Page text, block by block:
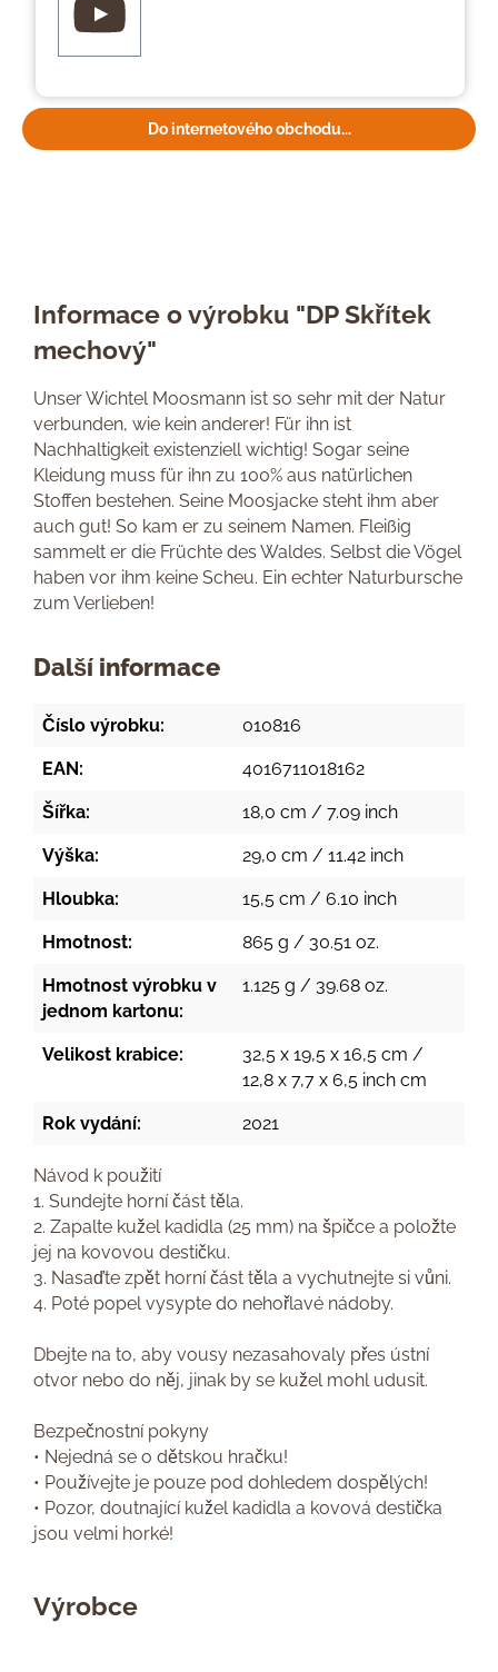
Do internetového obchodu...
Informace o výrobku "DP Skřítek
mechový"
Unser Wichtel Moosmann ist so sehr mit der Natur
verbunden, wie kein anderer! Für ihn ist
Nachhaltigkeit existenziell wichtig! Sogar seine
Kleidung muss für ihn zu 100% aus natürlichen
Stoffen bestehen. Seine Moosjacke steht ihm aber
auch gut! So kam er zu seinem Namen. Fleißig
sammelt er die Früchte des Waldes. Selbst die Vögel
haben vor ihm keine Scheu. Ein echter Naturbursche
zum Verlieben!
Další informace
Číslo výrobku: 010816
EAN: 4016711018162
Šířka: 18,0 cm / 7.09 inch
Výška: 29,0 cm / 11.42 inch
Hloubka: 15,5 cm / 6.10 inch
Hmotnost: 865 g / 30.51 oz.
Hmotnost výrobku v
jednom kartonu:
1.125 g / 39.68 oz.
Velikost krabice:
32,5 x 19,5 x 16,5 cm /
12,8 x 7,7 x 6,5 inch cm
Rok vydání: 2021
Návod k použití
1. Sundejte horní část těla.
2. Zapalte kužel kadidla (25 mm) na špičce a položte
jej na kovovou destičku.
3. Nasaďte zpět horní část těla a vychutnejte si vůni.
4. Poté popel vysypte do nehořlavé nádoby.
Dbejte na to, aby vousy nezasahovaly přes ústní
otvor nebo do něj, jinak by se kužel mohl udusit.
Bezpečnostní pokyny
• Nejedná se o dětskou hračku!
• Používejte je pouze pod dohledem dospělých!
• Pozor, doutnající kužel kadidla a kovová destička
jsou velmi horké!
Výrobce